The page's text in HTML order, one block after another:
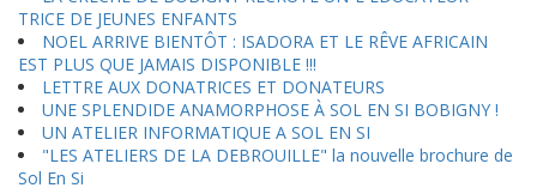
TRICE DE JEUNES ENFANTS
NOEL ARRIVE BIENTÔT : ISADORA ET LE RÊVE AFRICAIN
EST PLUS QUE JAMAIS DISPONIBLE !!!
LETTRE AUX DONATRICES ET DONATEURS
UNE SPLENDIDE ANAMORPHOSE À SOL EN SI BOBIGNY !
UN ATELIER INFORMATIQUE A SOL EN SI
"LES ATELIERS DE LA DEBROUILLE" la nouvelle brochure de
Sol En Si